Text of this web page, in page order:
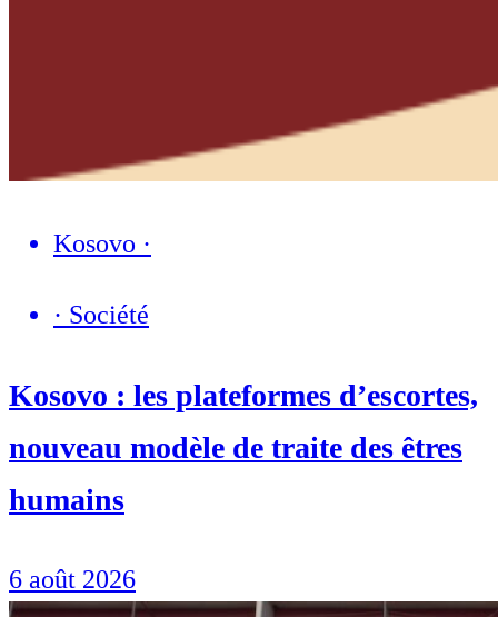
Kosovo ·
· Société
Kosovo : les plateformes d’escortes,
nouveau modèle de traite des êtres
humains
6 août 2026